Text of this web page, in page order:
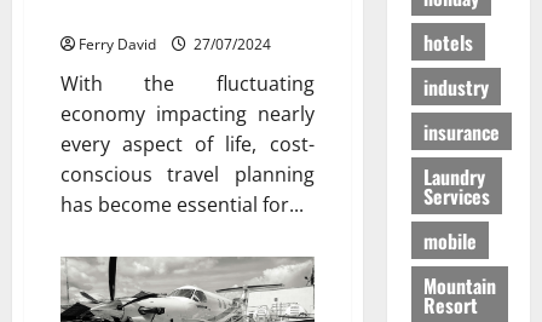
Ferry David 27/07/2024
With the fluctuating
economy impacting nearly
every aspect of life, cost-
conscious travel planning
has become essential for...
hotels
industry
insurance
Laundry
Services
mobile
Mountain
Resort